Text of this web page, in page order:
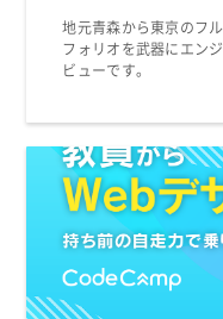
地元青森から東京のフ
フォリオを武器にエン
ビューです。